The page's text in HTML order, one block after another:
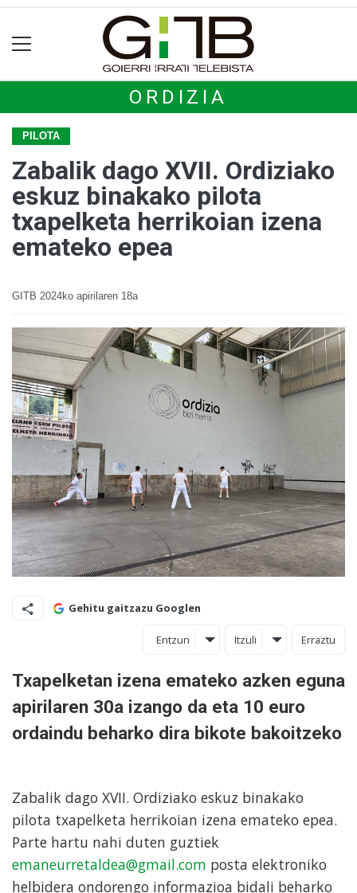
ORDIZIA
PILOTA
Zabalik dago XVII. Ordiziako
eskuz binakako pilota
txapelketa herrikoian izena
emateko epea
GITB 2024ko apirilaren 18a
Gehitu gaitzazu Googlen
Entzun Itzuli Erraztu
Txapelketan izena emateko azken eguna
apirilaren 30a izango da eta 10 euro
ordaindu beharko dira bikote bakoitzeko
Zabalik dago XVII. Ordiziako eskuz binakako
pilota txapelketa herrikoian izena emateko epea.
Parte hartu nahi duten guztiek
emaneurretaldea@gmail.com posta elektroniko
helbidera ondorengo informazioa bidali beharko